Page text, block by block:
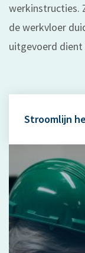
werkinstructies.
de werkvloer
uitgevoerd
Stroomlijn